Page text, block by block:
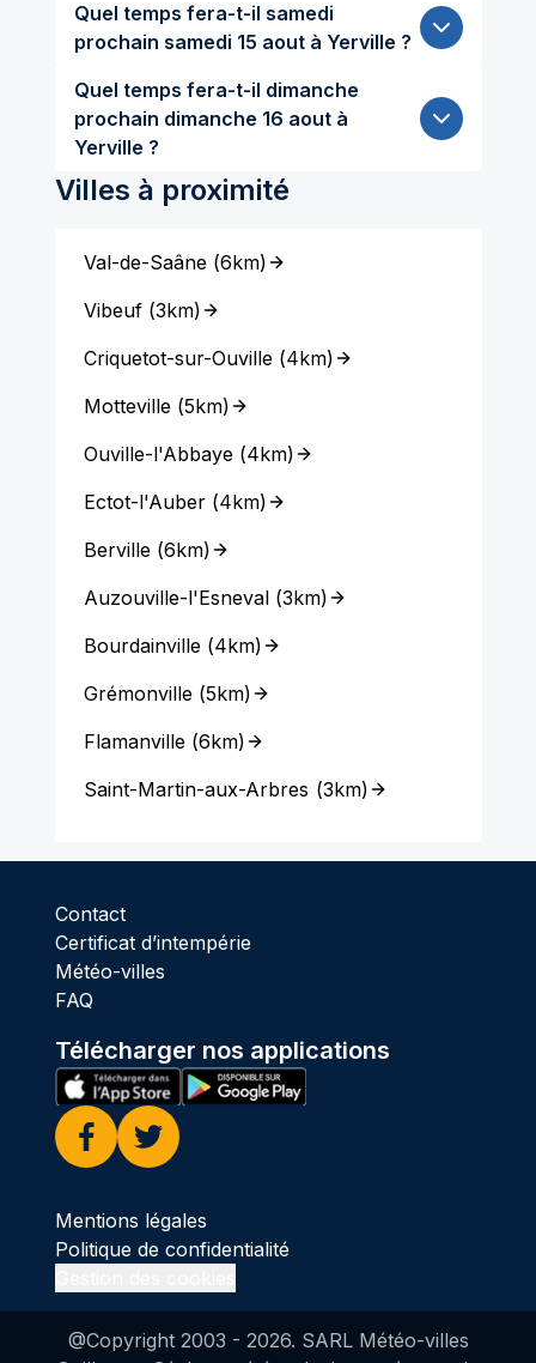
Quel temps fera-t-il samedi
prochain samedi 15 aout à Yerville ?
Quel temps fera-t-il dimanche
prochain dimanche 16 aout à
Yerville ?
Villes à proximité
Val-de-Saâne(6km)
Vibeuf(3km)
Criquetot-sur-Ouville(4km)
Motteville(5km)
Ouville-l'Abbaye(4km)
Ectot-l'Auber(4km)
Berville(6km)
Auzouville-l'Esneval(3km)
Bourdainville(4km)
Grémonville(5km)
Flamanville(6km)
Saint-Martin-aux-Arbres (3km)
Contact
Certificat d’intempérie
Météo-villes
FAQ
Télécharger nos applications
Facebook
Twitter
Mentions légales
Politique de confidentialité
@Copyright 2003 - 2026. SARL Météo-villes